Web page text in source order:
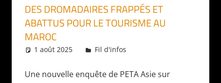
DES DROMADAIRES FRAPPÉS ET
ABATTUS POUR LE TOURISME AU
MAROC
1 août 2025 Daniel
Fil d'infos
Une nouvelle enquête de PETA Asie sur